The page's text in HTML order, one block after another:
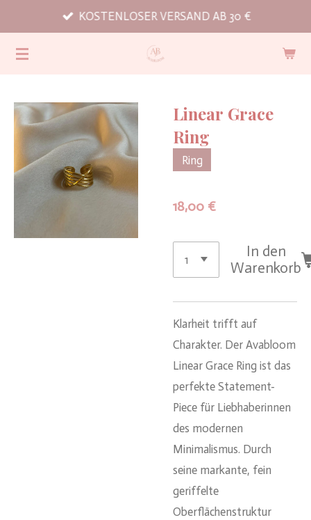
Hauptinhalt
springen
KOSTENLOSER VERSAND AB 30 €
Linear Grace
Ring
Ring
18,00 €
In den
Warenkorb
Klarheit trifft auf
Charakter. Der Avabloom
Linear Grace Ring ist das
perfekte Statement-
Piece für Liebhaberinnen
des modernen
Minimalismus. Durch
seine markante, fein
geriffelte
Oberflächenstruktur